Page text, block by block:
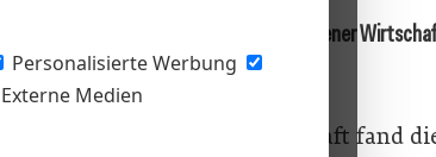
Personalisierte Werbung
Externe Medien
und Herren erhielten im Haus der Wiener
neuen Haus der Wiener Wirtschaft fand